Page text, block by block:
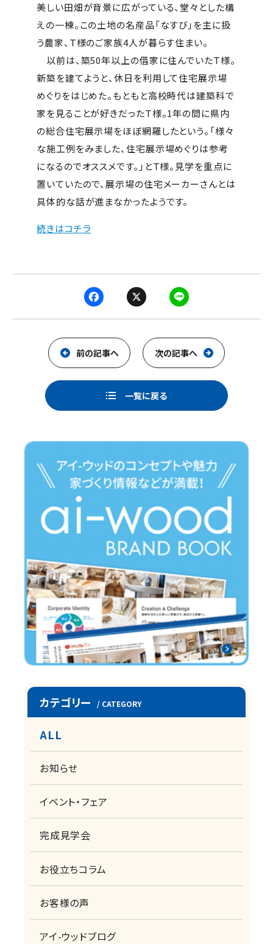
美しい田畑が背景に広がっている、堂々とした構
えの一棟。この土地の名産品「なすび」を主に扱
う農家、Ｔ様のご家族4人が暮らす住まい。
以前は、築50年以上の借家に住んでいたＴ様。
新築を建てようと、休日を利用して住宅展示場
めぐりをはじめた。もともと高校時代は建築科で
家を見ることが好きだったＴ様。1年の間に県内
の総合住宅展示場をほぼ網羅したという。「様々
な施工例をみました、住宅展示場めぐりは参考
になるのでオススメです。」とＴ様。見学を重点に
置いていたので、展示場の住宅メーカーさんとは
具体的な話が進まなかったようです。
続きはコチラ
F
a
c
e
b
o
o
k
X
i
n
e
前の記事へ 次の記事へ
一覧に戻る
カテゴリー / CATEGORY
ALL
お知らせ
イベント・フェア
完成見学会
お役立ちコラム
お客様の声
アイ-ウッドブログ